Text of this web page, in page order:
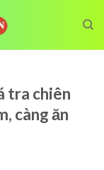
tra chiên
càng ăn